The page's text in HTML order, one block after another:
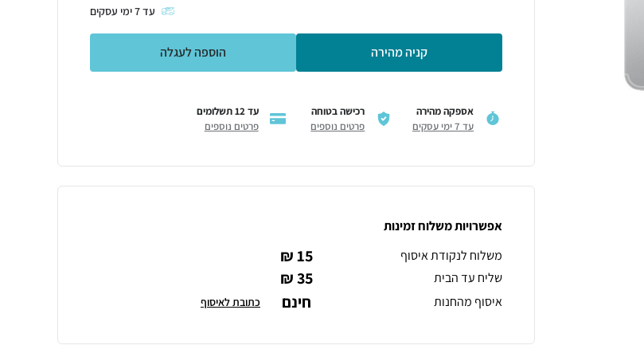
עד7ימי עסקים
קניה מהירה הוספה לעגלה
אספקה מהירה
עד 7 ימי עסקים
רכישה בטוחה
פרטים נוספים
עד 12 תשלומים
פרטים נוספים
אפשרויות משלוח זמינות
משלוח לנקודת איסוף
15 ₪
שליח עד הבית 35 ₪
איסוף מהחנות חינם כתובת לאיסוף